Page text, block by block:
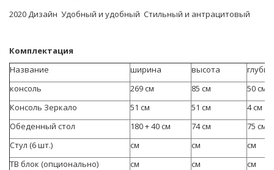
2020 Дизайн Удобный и удобный Стильный и антрацитовый
Комплектация
Название
ширина высота
консоль
269 ​​см 85 см
50 см
Консоль Зеркало
51 см 51 см
4 см
Обеденный стол
180 + 40 см 74 см
75 см
Стул (6 шт.)
см см
см
ТВ блок (опционально)
см см см